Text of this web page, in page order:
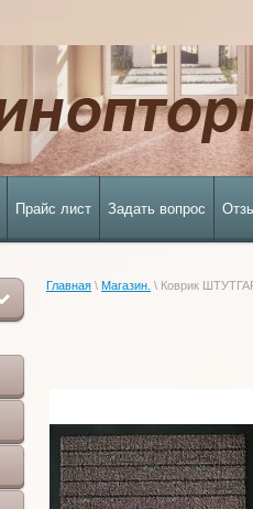
Прайс лист Задать вопрос
Главная \ Магазин. \ Коврик